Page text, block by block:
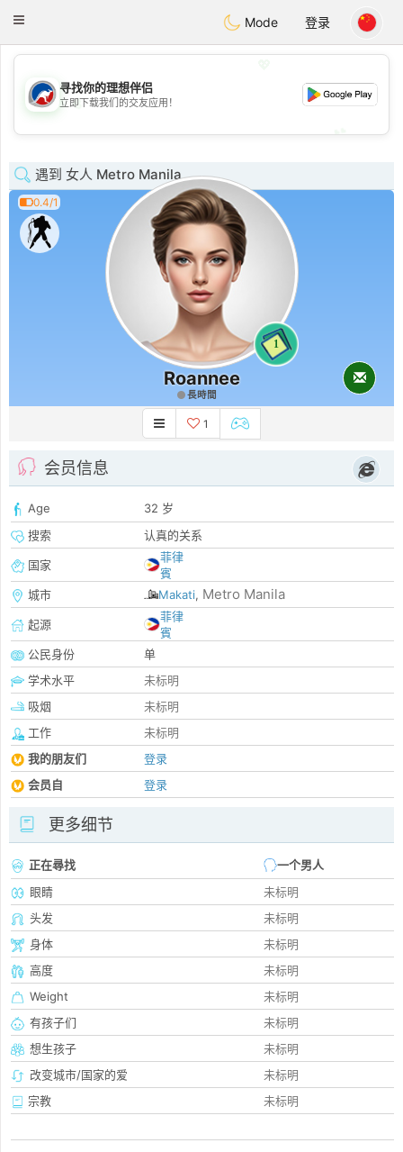
AustraliaChat
Toggle
Mode 登录
💖
寻找你的理想伴侣
立即下载我们的交友应用！
遇到 女人 Metro Manila
0.4/1
1
Roannee
長時間
1
会员信息
Age
32 岁
搜索
认真的关系
国家
菲律
賓
城市
Makati, Metro Manila
起源
菲律
賓
公民身份
单
学术水平
未标明
吸烟
未标明
工作
未标明
我的朋友们
登录
会员自
登录
更多细节
正在尋找
一个男人
眼睛
未标明
头发
未标明
身体
未标明
高度
未标明
Weight
未标明
有孩子们
未标明
想生孩子
未标明
改变城市/国家的爱
未标明
宗教
未标明